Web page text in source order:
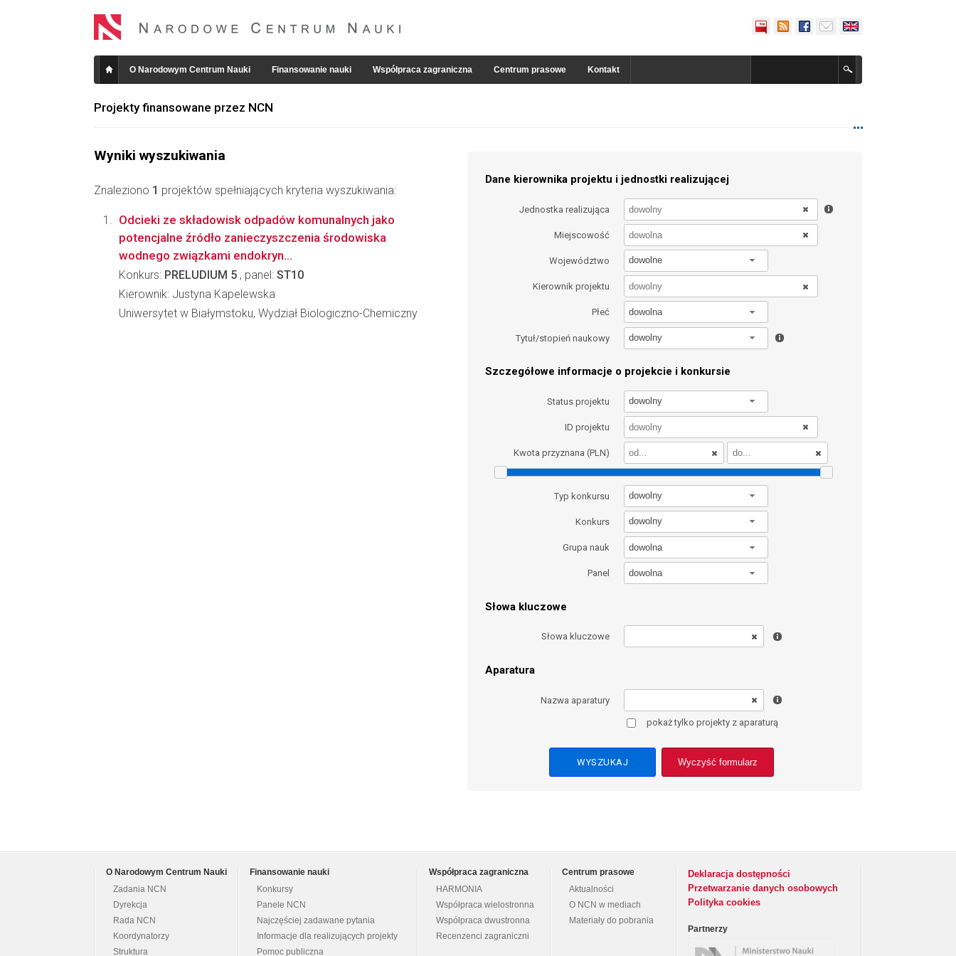
O Narodowym Centrum Nauki Finansowanie nauki Współpraca zagraniczna Centrum prasowe Kontakt
Projekty finansowane przez NCN
Wyniki wyszukiwania
Znaleziono 1 projektów spełniających kryteria wyszukiwania:
Dane kierownika projektu i jednostki realizującej
Jednostka realizująca
Miejscowość
Województwo dowolne
Kierownik projektu
Płeć dowolna
Tytuł/stopień naukowy dowolny
Szczegółowe informacje o projekcie i konkursie
Status projektu dowolny
ID projektu
Kwota przyznana (PLN)
Typ konkursu dowolny
Konkurs dowolny
Grupa nauk dowolna
Panel dowolna
Słowa kluczowe
Słowa kluczowe
Aparatura
Nazwa aparatury
pokaż tylko projekty z aparaturą
Wyczyść formularz
Odcieki ze składowisk odpadów komunalnych jako
potencjalne źródło zanieczyszczenia środowiska
wodnego związkami endokryn...
Konkurs: PRELUDIUM 5 , panel: ST10
Kierownik: Justyna Kapelewska
Uniwersytet w Białymstoku, Wydział Biologiczno-Chemiczny
O Narodowym Centrum Nauki
Zadania NCN
Dyrekcja
Rada NCN
Koordynatorzy
Struktura
Finansowanie nauki
Konkursy
Panele NCN
Najczęściej zadawane pytania
Informacje dla realizujących projekty
Pomoc publiczna
Współpraca zagraniczna
HARMONIA
Współpraca wielostronna
Współpraca dwustronna
Recenzenci zagraniczni
Centrum prasowe
Aktualności
O NCN w mediach
Materiały do pobrania
Deklaracja dostępności
Przetwarzanie danych osobowych
Polityka cookies
Partnerzy